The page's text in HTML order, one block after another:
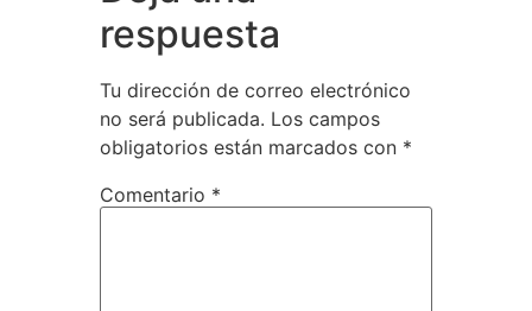
respuesta
Tu dirección de correo electrónico
no será publicada. Los campos
obligatorios están marcados con *
Comentario *